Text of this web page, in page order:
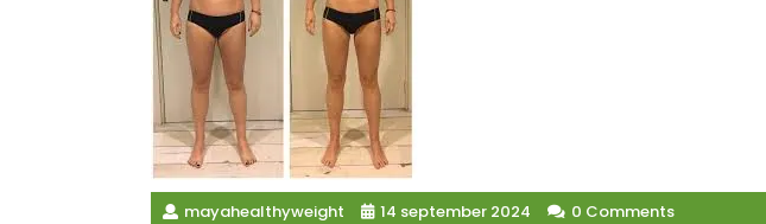
mayahealthyweight 14 september 2024 0 Comments